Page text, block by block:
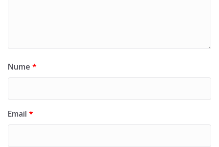
Nume *
Email *